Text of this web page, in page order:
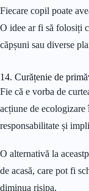
Fiecare copil poate
O idee ar fi să folosiți
căpșuni sau diverse
14. Curățenie de
Fie că e vorba de
acțiune de
responsabilitate și
O alternativă la
de acasă, care pot fi
diminua risipa.